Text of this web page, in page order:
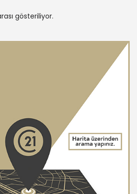
gösteriliyor.